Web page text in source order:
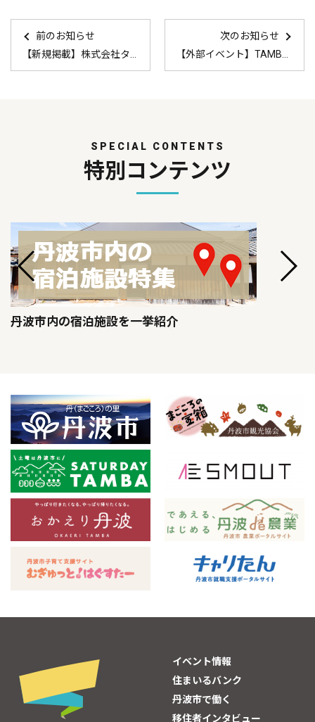
前のお知らせ
【新規掲載】株式会社タケウチ未来製工
次のお知らせ
【外部イベント】TAMBAめるかーと
SPECIAL CONTENTS
特別コンテンツ
丹波市内の宿泊施設を一挙紹介
イベント情報
住まいるバンク
丹波市で働く
移住者インタビュー